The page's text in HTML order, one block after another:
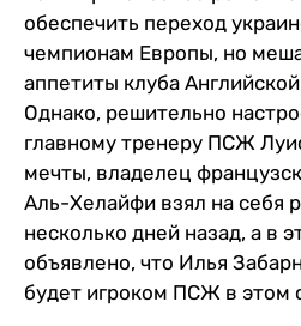
обеспечить переход
чемпионам Европы, но
аппетиты клуба
Однако, решительно
главному тренеру ПСЖ
мечты, владелец
Аль-Хелайфи взял на себя
несколько дней назад, а в
объявлено, что Илья
будет игроком ПСЖ в этом